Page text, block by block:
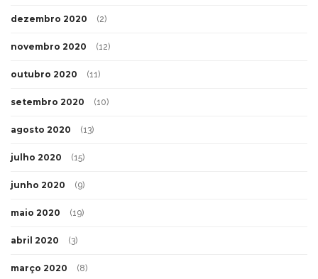
dezembro 2020 (2)
novembro 2020 (12)
outubro 2020 (11)
setembro 2020 (10)
agosto 2020 (13)
julho 2020 (15)
junho 2020 (9)
maio 2020 (19)
abril 2020 (3)
março 2020 (8)